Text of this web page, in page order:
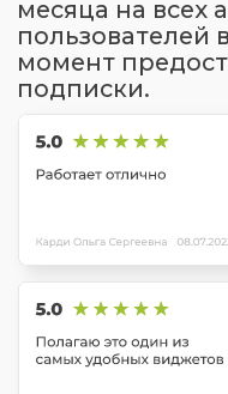
Отправляя данные, вы
Политикой
ТЕХНИЧЕСКАЯ
ПОДДЕРЖКА